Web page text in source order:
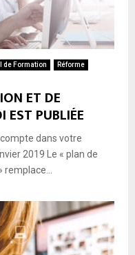
de Formation
Réforme
ET DE
EST PUBLIÉE
dans votre
2019 Le « plan de
remplace...